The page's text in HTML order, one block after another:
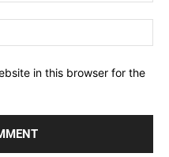
in this browser for the